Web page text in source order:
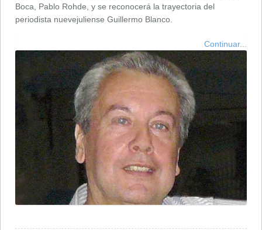
Boca, Pablo Rohde, y se reconocerá la trayectoria del
periodista nuevejuliense Guillermo Blanco.
Continuar...